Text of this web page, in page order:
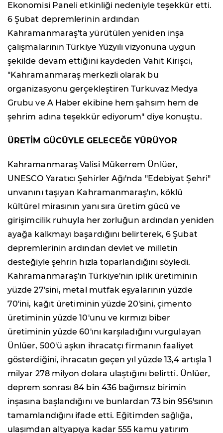
Ekonomisi Paneli etkinliği nedeniyle teşekkür etti.
6 Şubat depremlerinin ardından
Kahramanmaraş'ta yürütülen yeniden inşa
çalışmalarının Türkiye Yüzyılı vizyonuna uygun
şekilde devam ettiğini kaydeden Vahit Kirişci,
"Kahramanmaraş merkezli olarak bu
organizasyonu gerçekleştiren Turkuvaz Medya
Grubu ve A Haber ekibine hem şahsım hem de
şehrim adına teşekkür ediyorum" diye konuştu.
ÜRETİM GÜCÜYLE GELECEĞE YÜRÜYOR
Kahramanmaraş Valisi Mükerrem Ünlüer,
UNESCO Yaratıcı Şehirler Ağı'nda "Edebiyat Şehri"
unvanını taşıyan Kahramanmaraş'ın, köklü
kültürel mirasının yanı sıra üretim gücü ve
girişimcilik ruhuyla her zorluğun ardından yeniden
ayağa kalkmayı başardığını belirterek, 6 Şubat
depremlerinin ardından devlet ve milletin
desteğiyle şehrin hızla toparlandığını söyledi.
Kahramanmaraş'ın Türkiye'nin iplik üretiminin
yüzde 27'sini, metal mutfak eşyalarının yüzde
70'ini, kağıt üretiminin yüzde 20'sini, çimento
üretiminin yüzde 10'unu ve kırmızı biber
üretiminin yüzde 60'ını karşıladığını vurgulayan
Ünlüer, 500'ü aşkın ihracatçı firmanın faaliyet
gösterdiğini, ihracatın geçen yıl yüzde 13,4 artışla 1
milyar 278 milyon dolara ulaştığını belirtti. Ünlüer,
deprem sonrası 84 bin 436 bağımsız birimin
inşasına başlandığını ve bunlardan 73 bin 956'sının
tamamlandığını ifade etti. Eğitimden sağlığa,
ulaşımdan altyapıya kadar 555 kamu yatırım